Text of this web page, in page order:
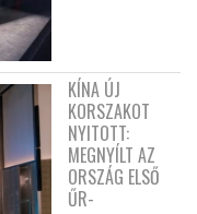
KÍNA ÚJ
KORSZAKOT
NYITOTT:
MEGNYÍLT AZ
ORSZÁG ELSŐ
ŰR-